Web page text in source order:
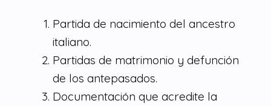
Partida de nacimiento del ancestro
italiano.
Partidas de matrimonio y defunción
de los antepasados.
Documentación que acredite la